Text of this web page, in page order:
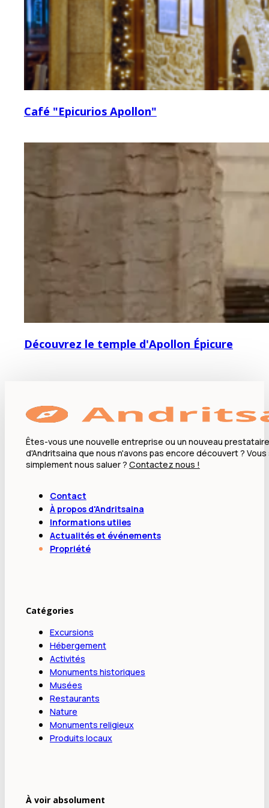
Café "Epicurios Apollon"
Découvrez le temple d'Apollon Épicure
Êtes-vous une nouvelle entreprise ou un nouveau
d'Andritsaina que nous n'avons pas encore découvert ?
simplement nous saluer ? Contactez nous !
Contact
À propos d'Andritsaina
Informations utiles
Actualités et événements
Propriété
Catégories
Excursions
Hébergement
Activités
Monuments historiques
Musées
Restaurants
Nature
Monuments religieux
Produits locaux
À voir absolument